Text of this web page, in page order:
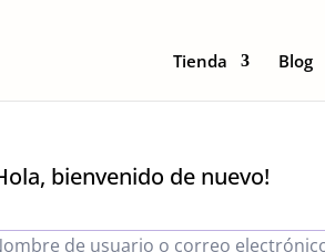
Tienda Blog
bienvenido de nuevo!